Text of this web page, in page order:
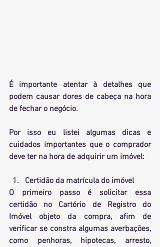
É importante atentar à detalhes que
podem causar dores de cabeça na hora
de fechar o negócio.
Por isso eu listei algumas dicas e
cuidados importantes que o comprador
deve ter na hora de adquirir um imóvel:
Certidão da matrícula do imóvel
O primeiro passo é solicitar essa
certidão no Cartório de Registro do
Imóvel objeto da compra, afim de
verificar se constra algumas averbações,
como penhoras, hipotecas, arresto,